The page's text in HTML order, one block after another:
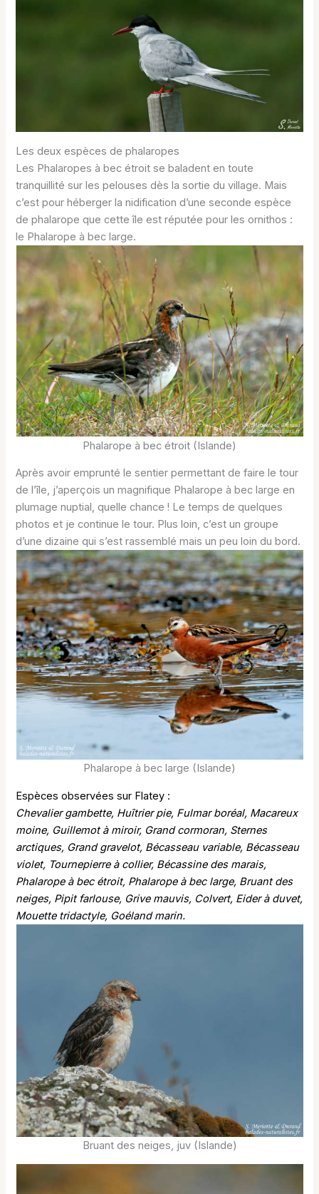
Les deux espèces de phalaropes
Les Phalaropes à bec étroit se baladent en toute
tranquillité sur les pelouses dès la sortie du village. Mais
c’est pour héberger la nidification d’une seconde espèce
de phalarope que cette île est réputée pour les ornithos :
le Phalarope à bec large.
Phalarope à bec étroit (Islande)
Après avoir emprunté le sentier permettant de faire le tour
de l’île, j’aperçois un magnifique Phalarope à bec large en
plumage nuptial, quelle chance ! Le temps de quelques
photos et je continue le tour. Plus loin, c’est un groupe
d’une dizaine qui s’est rassemblé mais un peu loin du bord.
Phalarope à bec large (Islande)
Espèces observées sur Flatey :
Chevalier gambette, Huîtrier pie, Fulmar boréal, Macareux
moine, Guillemot à miroir, Grand cormoran, Sternes
arctiques, Grand gravelot, Bécasseau variable, Bécasseau
violet, Tournepierre à collier, Bécassine des marais,
Phalarope à bec étroit, Phalarope à bec large, Bruant des
neiges, Pipit farlouse, Grive mauvis, Colvert, Eider à duvet,
Mouette tridactyle, Goéland marin.
Bruant des neiges, juv (Islande)